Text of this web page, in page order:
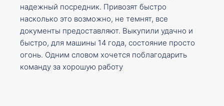
надежный посредник. Привозят быстро
насколько это возможно, не темнят, все
документы предоставляют. Выкупили удачно и
быстро, для машины 14 года, состояние просто
огонь. Одним словом хочется поблагодарить
команду за хорошую работу